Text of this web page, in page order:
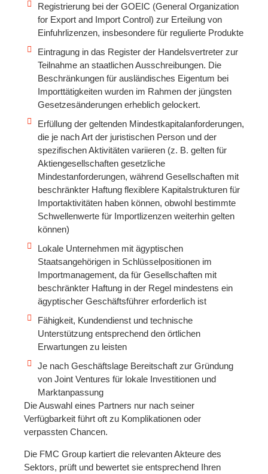
Registrierung bei der GOEIC (General Organization
for Export and Import Control) zur Erteilung von
Einfuhrlizenzen, insbesondere für regulierte Produkte
Eintragung in das Register der Handelsvertreter zur
Teilnahme an staatlichen Ausschreibungen. Die
Beschränkungen für ausländisches Eigentum bei
Importtätigkeiten wurden im Rahmen der jüngsten
Gesetzesänderungen erheblich gelockert.
Erfüllung der geltenden Mindestkapitalanforderungen,
die je nach Art der juristischen Person und der
spezifischen Aktivitäten variieren (z. B. gelten für
Aktiengesellschaften gesetzliche
Mindestanforderungen, während Gesellschaften mit
beschränkter Haftung flexiblere Kapitalstrukturen für
Importaktivitäten haben können, obwohl bestimmte
Schwellenwerte für Importlizenzen weiterhin gelten
können)
Lokale Unternehmen mit ägyptischen
Staatsangehörigen in Schlüsselpositionen im
Importmanagement, da für Gesellschaften mit
beschränkter Haftung in der Regel mindestens ein
ägyptischer Geschäftsführer erforderlich ist
Fähigkeit, Kundendienst und technische
Unterstützung entsprechend den örtlichen
Erwartungen zu leisten
Je nach Geschäftslage Bereitschaft zur Gründung
von Joint Ventures für lokale Investitionen und
Marktanpassung
Die Auswahl eines Partners nur nach seiner
Verfügbarkeit führt oft zu Komplikationen oder
verpassten Chancen.
Die FMC Group kartiert die relevanten Akteure des
Sektors, prüft und bewertet sie entsprechend Ihren